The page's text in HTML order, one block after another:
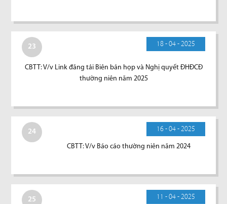
23 18 - 04 - 2025
CBTT: V/v Link đăng tải Biên bản họp và Nghị quyết ĐHĐCĐ
thường niên năm 2025
24 16 - 04 - 2025
CBTT: V/v Báo cáo thường niên năm 2024
25 11 - 04 - 2025